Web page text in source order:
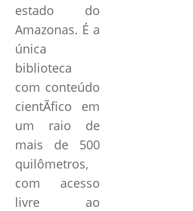
estado do
Amazonas. É a
única
biblioteca
com conteúdo
cientÃ­fico em
um raio de
mais de 500
quilômetros,
com acesso
livre ao